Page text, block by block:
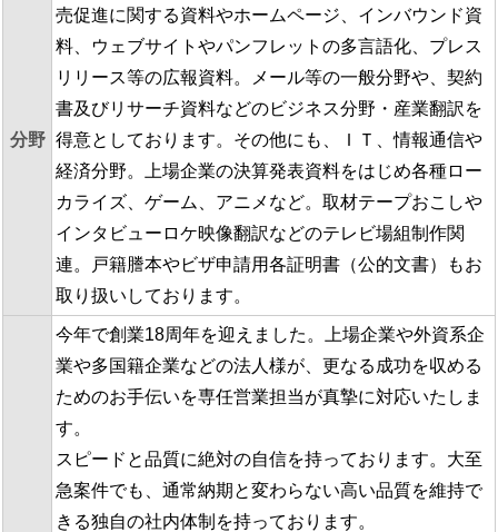
分野
売促進に関する資料やホームページ、インバウンド資
料、ウェブサイトやパンフレットの多言語化、プレス
リリース等の広報資料。メール等の一般分野や、契約
書及びリサーチ資料などのビジネス分野・産業翻訳を
得意としております。その他にも、ＩＴ、情報通信や
経済分野。上場企業の決算発表資料をはじめ各種ロー
カライズ、ゲーム、アニメなど。取材テープおこしや
インタビューロケ映像翻訳などのテレビ場組制作関
連。戸籍謄本やビザ申請用各証明書（公的文書）もお
取り扱いしております。
今年で創業18周年を迎えました。上場企業や外資系企
業や多国籍企業などの法人様が、更なる成功を収める
ためのお手伝いを専任営業担当が真摯に対応いたしま
す。
スピードと品質に絶対の自信を持っております。大至
急案件でも、通常納期と変わらない高い品質を維持で
きる独自の社内体制を持っております。